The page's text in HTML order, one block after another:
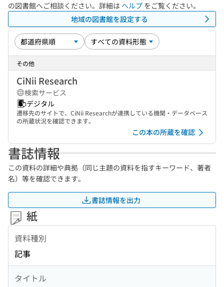
の図書館へご相談ください。詳細は ヘルプ をご覧ください。
地域の図書館を設定する
その他
CiNii Research
検索サービス
デジタル
遷移先のサイトで、CiNii Researchが連携している機関・データベース
の所蔵状況を確認できます。
この本の所蔵を確認
書誌情報
この資料の詳細や典拠（同じ主題の資料を指すキーワード、著者
名）等を確認できます。
書誌情報を出力
紙
資料種別
記事
タイトル